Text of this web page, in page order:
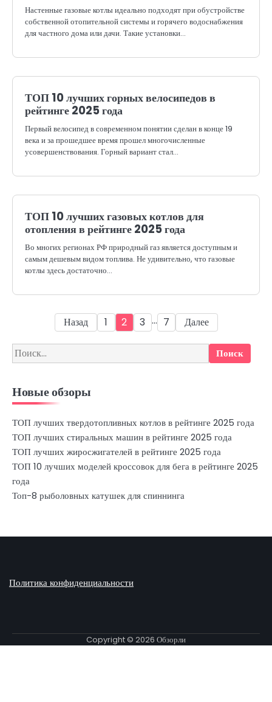
Настенные газовые котлы идеально подходят при обустройстве
собственной отопительной системы и горячего водоснабжения
для частного дома или дачи. Такие установки…
ТОП 10 лучших горных велосипедов в
рейтинге 2025 года
Первый велосипед в современном понятии сделан в конце 19
века и за прошедшее время прошел многочисленные
усовершенствования. Горный вариант стал…
ТОП 10 лучших газовых котлов для
отопления в рейтинге 2025 года
Во многих регионах РФ природный газ является доступным и
самым дешевым видом топлива. Не удивительно, что газовые
котлы здесь достаточно…
Пагинация
записей
Назад 1 2 3 … 7
Далее
Найти:
Новые обзоры
ТОП лучших твердотопливных котлов в рейтинге 2025 года
ТОП лучших стиральных машин в рейтинге 2025 года
ТОП лучших жиросжигателей в рейтинге 2025 года
ТОП 10 лучших моделей кроссовок для бега в рейтинге 2025
года
Топ-8 рыболовных катушек для спиннинга
Политика конфиденциальности
Copyright © 2026 Обзорли